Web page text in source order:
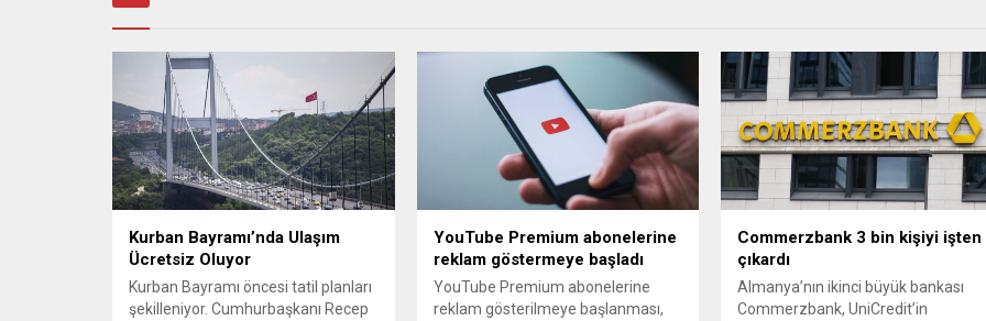
Kurban Bayramı’nda Ulaşım
Ücretsiz Oluyor
Kurban Bayramı öncesi tatil planları
şekilleniyor. Cumhurbaşkanı Recep
YouTube Premium abonelerine
reklam göstermeye başladı
YouTube Premium abonelerine
reklam gösterilmeye başlanması,
Commerzbank 3 bin kişiyi işten
çıkardı
Almanya’nın ikinci büyük bankası
Commerzbank, UniCredit’in